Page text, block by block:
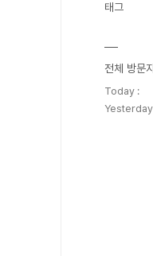
태그
전체 방문
Today :